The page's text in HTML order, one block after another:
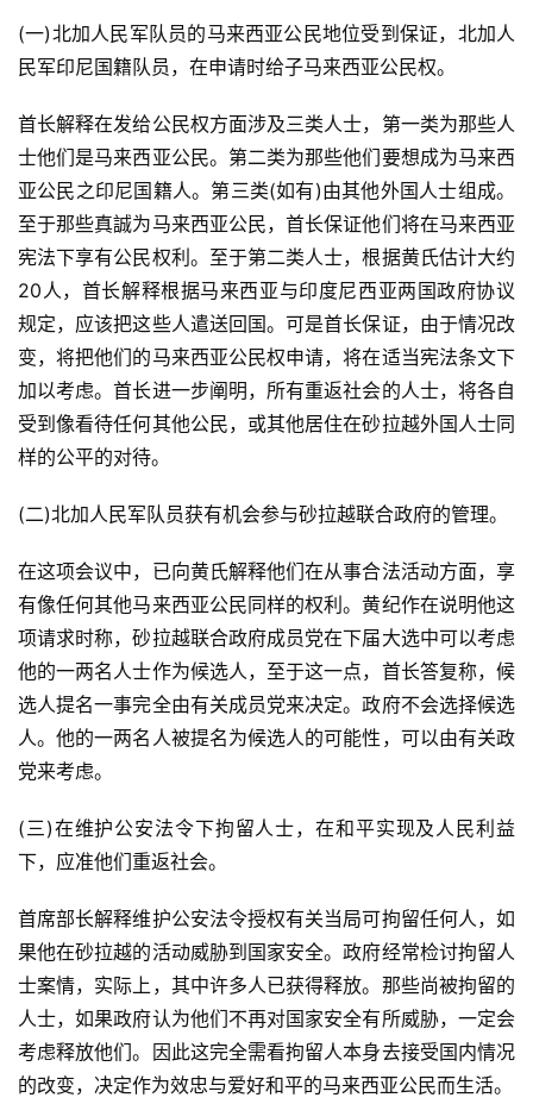
(一)北加人民军队员的马来西亚公民地位受到保证，北加人
民军印尼国籍队员，在申请时给子马来西亚公民权。
首长解释在发给公民权方面涉及三类人士，第一类为那些人
士他们是马来西亚公民。第二类为那些他们要想成为马来西
亚公民之印尼国籍人。第三类(如有)由其他外国人士组成。
至于那些真誠为马来西亚公民，首长保证他们将在马来西亚
宪法下享有公民权利。至于第二类人士，根据黄氏估计大约
20人，首长解释根据马来西亚与印度尼西亚两国政府协议
规定，应该把这些人遣送回国。可是首长保证，由于情况改
变，将把他们的马来西亚公民权申请，将在适当宪法条文下
加以考虑。首长进一步阐明，所有重返社会的人士，将各自
受到像看待任何其他公民，或其他居住在砂拉越外国人士同
样的公平的对待。
(二)北加人民军队员获有机会参与砂拉越联合政府的管理。
在这项会议中，已向黄氏解释他们在从事合法活动方面，享
有像任何其他马来西亚公民同样的权利。黄纪作在说明他这
项请求时称，砂拉越联合政府成员党在下届大选中可以考虑
他的一两名人士作为候选人，至于这一点，首长答复称，候
选人提名一事完全由有关成员党来决定。政府不会选择候选
人。他的一两名人被提名为候选人的可能性，可以由有关政
党来考虑。
(三)在维护公安法令下拘留人士，在和平实现及人民利益
下，应准他们重返社会。
首席部长解释维护公安法令授权有关当局可拘留任何人，如
果他在砂拉越的活动威胁到国家安全。政府经常检讨拘留人
士案情，实际上，其中许多人已获得释放。那些尚被拘留的
人士，如果政府认为他们不再对国家安全有所威胁，一定会
考虑释放他们。因此这完全需看拘留人本身去接受国内情况
的改变，决定作为效忠与爱好和平的马来西亚公民而生活。